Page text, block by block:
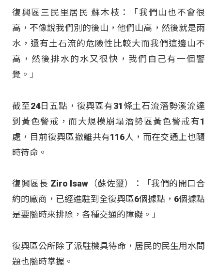
復興區三民里居民 蘇木枝：「我們山也不會很
高，不像說我們別的後山，他們山高，然後就是雨
水，還有土石流的危險性比較大而我們這邊山不
高，然後排水的水又很快，我們自己有一個警
覺。」
截至24日五點，復興區有31條土石流潛勢溪流達
到黃色警戒，而大規模崩塌潛勢區黃色警戒有1
處，目前復興區撤離共有116人，而在交通上也隨
時待命。
復興區長 Ziro Isaw（蘇佐璽）：「我們的開口合
約的廠商，已經進駐到全復興區6個據點，6個據點
是要隨時來排除，各種交通的障礙。」
復興區公所除了派駐機具待命，居民的民生用水問
題也隨時掌握。